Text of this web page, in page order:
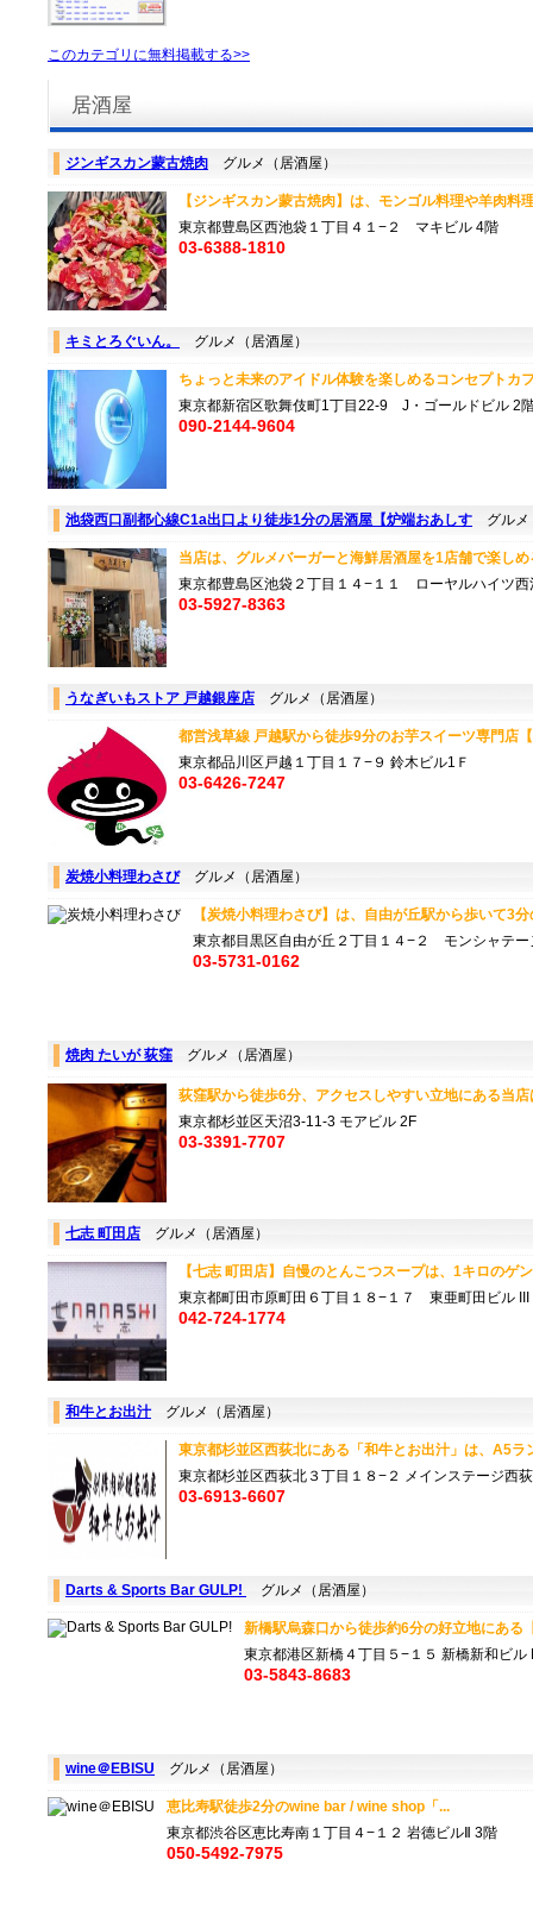
このカテゴリに無料掲載する>>
居酒屋
ジンギスカン蒙古焼肉 グルメ（居酒屋）
【ジンギスカン蒙古焼肉】は、モンゴル料理や羊肉料
東京都豊島区西池袋１丁目４１−２ マキビル 4階
03-6388-1810
キミとろぐいん。 グルメ（居酒屋）
ちょっと未来のアイドル体験を楽しめるコンセプトカ
東京都新宿区歌舞伎町1丁目22-9 J・ゴールドビル 2
090-2144-9604
池袋西口副都心線C1a出口より徒歩1分の居酒屋【炉端おあしす グルメ
当店は、グルメバーガーと海鮮居酒屋を1店舗で楽しめ
東京都豊島区池袋２丁目１４−１１ ローヤルハイツ西
03-5927-8363
うなぎいもストア 戸越銀座店 グルメ（居酒屋）
都営浅草線 戸越駅から徒歩9分のお芋スイーツ専門店
東京都品川区戸越１丁目１７−９ 鈴木ビル1Ｆ
03-6426-7247
炭焼小料理わさびグルメ（居酒屋）
【炭焼小料理わさび】は、自由が丘駅から歩いて3
東京都目黒区自由が丘２丁目１４−２ モンシャテー
03-5731-0162
焼肉 たいが 荻窪 グルメ（居酒屋）
荻窪駅から徒歩6分、アクセスしやすい立地にある当
東京都杉並区天沼3-11-3 モアビル 2F
03-3391-7707
七志 町田店 グルメ（居酒屋）
【七志 町田店】自慢のとんこつスープは、1キロのゲ
東京都町田市原町田６丁目１８−１７ 東亜町田ビル III
042-724-1774
和牛とお出汁グルメ（居酒屋）
東京都杉並区西荻北にある「和牛とお出汁」は、A5ラ
東京都杉並区西荻北３丁目１８−２ メインステージ西
03-6913-6607
Darts & Sports Bar GULP! グルメ（居酒屋）
新橋駅烏森口から徒歩約6分の好立地にある
東京都港区新橋４丁目５−１５ 新橋新和ビル
03-5843-8683
wine＠EBISU グルメ（居酒屋）
恵比寿駅徒歩2分のwine bar / wine shop「...
東京都渋谷区恵比寿南１丁目４−１２ 岩德ビルⅡ 3階
050-5492-7975